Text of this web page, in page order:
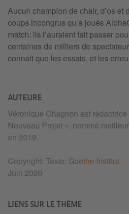
Aucun champion de chair, d’os et
coups incongrus qu’a joués
match: ils l’auraient fait passer
centaines de milliers de
connait que les essais, et les
AUTEURE
Véronique Chagnon est
Nouveau Projet », nommé
en 2019.
Copyright: Texte: Goethe-Institut
Juin 2020
LIENS SUR LE THÈME